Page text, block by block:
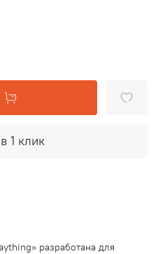
1 клик
разработана для